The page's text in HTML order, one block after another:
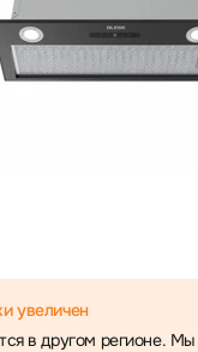
увеличен
в другом регионе.